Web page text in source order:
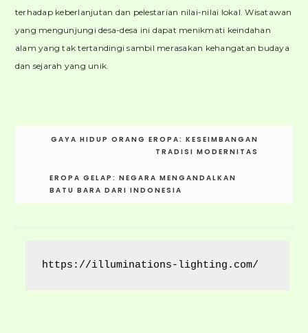
terhadap keberlanjutan dan pelestarian nilai-nilai lokal. Wisatawan
yang mengunjungi desa-desa ini dapat menikmati keindahan
alam yang tak tertandingi sambil merasakan kehangatan budaya
dan sejarah yang unik.
GAYA HIDUP ORANG EROPA: KESEIMBANGAN
TRADISI MODERNITAS
EROPA GELAP: NEGARA MENGANDALKAN
BATU BARA DARI INDONESIA
https://illuminations-lighting.com/